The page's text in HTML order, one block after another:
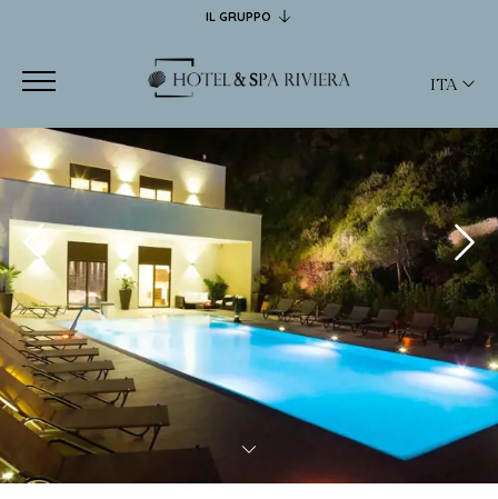
IL GRUPPO
CASTELSARDO HOTELS
HOTEL RIVIERA
RISTORANTE FOFO
ITA
ITA
ENG